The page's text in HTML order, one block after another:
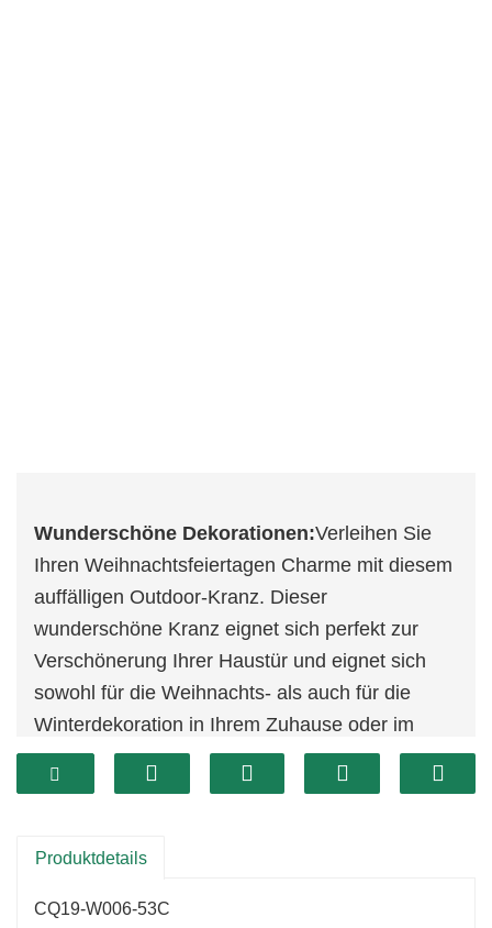
Wunderschöne Dekorationen:Verleihen Sie
Ihren Weihnachtsfeiertagen Charme mit diesem
auffälligen Outdoor-Kranz. Dieser
wunderschöne Kranz eignet sich perfekt zur
Verschönerung Ihrer Haustür und eignet sich
sowohl für die Weihnachts- als auch für die
Winterdekoration in Ihrem Zuhause oder im
Außenbereich.
Einfache Lagerung:
Dieser kompakte
Aufbewahrung konzipiert. Erweitern Sie es
vorbei ist, kann es problemlos in einem
Produktdetails
CQ19-W006-53C